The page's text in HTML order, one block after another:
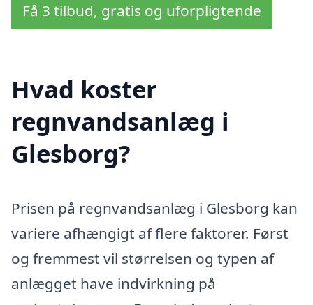
Få 3 tilbud, gratis og uforpligtende
Hvad koster
regnvandsanlæg i
Glesborg?
Prisen på regnvandsanlæg i Glesborg kan
variere afhængigt af flere faktorer. Først
og fremmest vil størrelsen og typen af
anlægget have indvirkning på